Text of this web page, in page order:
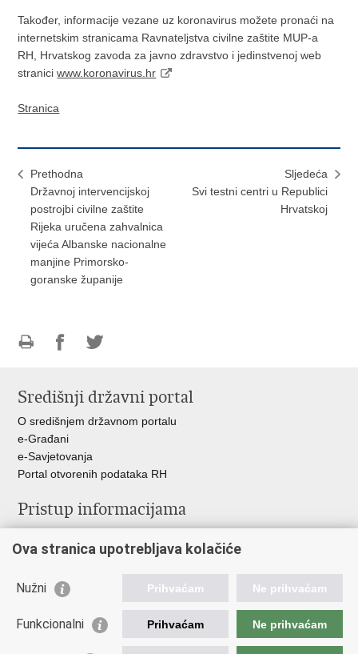
Također, informacije vezane uz koronavirus možete pronaći na
internetskim stranicama Ravnateljstva civilne zaštite MUP-a
RH, Hrvatskog zavoda za javno zdravstvo i jedinstvenoj web
straniciwww.koronavirus.hr
Stranica
Prethodna
Državnoj intervencijskoj
postrojbi civilne zaštite
Rijeka uručena zahvalnica
vijeća Albanske nacionalne
manjine Primorsko-
goranske županije
Sljedeća
Svi testni centri u Republici
Hrvatskoj
FacebookuTwitteru
Središnji državni portal
O središnjem državnom portalu
e-Građani
e-Savjetovanja
Portal otvorenih podataka RH
Pristup informacijama
Savjetovanje
Zapošljavanje
Odnosi s javnošću
Ova stranica upotrebljava kolačiće
Nužni Prihvaćam Ne prihvaćam
Funkcionalni Prihvaćam Ne prihvaćam